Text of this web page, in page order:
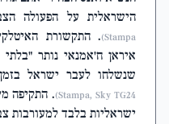
הישראלית על הפעולה
Stampa) . התקשורת
איראן ח'אמנאי נותר "בלתי
שנשלחו לעבר ישראל
Stampa, Sky TG24) . התקיפה
ישראליות בלבד למעורבות